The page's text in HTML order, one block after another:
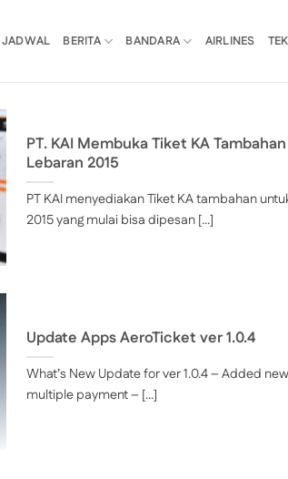
JADWAL BERITA BANDARA AIRLINES
PT. KAI Membuka Tiket KA
Lebaran 2015
PT KAI menyediakan Tiket KA tambahan
2015 yang mulai bisa dipesan [...]
Update Apps AeroTicket ver 1.0.4
What’s New Update for ver 1.0.4 – Added
multiple payment – [...]